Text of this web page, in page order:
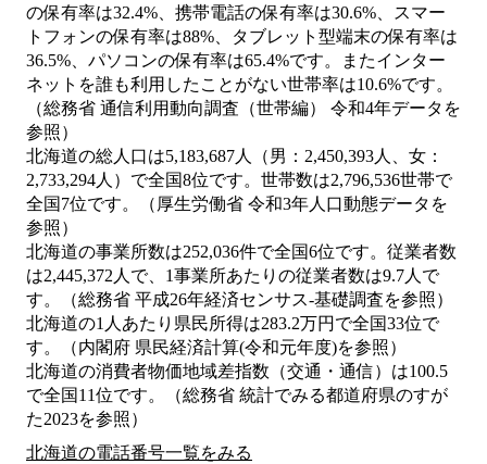
の保有率は32.4%、携帯電話の保有率は30.6%、スマー
トフォンの保有率は88%、タブレット型端末の保有率は
36.5%、パソコンの保有率は65.4%です。またインター
ネットを誰も利用したことがない世帯率は10.6%です。
（総務省 通信利用動向調査（世帯編） 令和4年データを
参照）
北海道の総人口は5,183,687人（男：2,450,393人、女：
2,733,294人）で全国8位です。世帯数は2,796,536世帯で
全国7位です。（厚生労働省 令和3年人口動態データを
参照）
北海道の事業所数は252,036件で全国6位です。従業者数
は2,445,372人で、1事業所あたりの従業者数は9.7人で
す。（総務省 平成26年経済センサス‐基礎調査を参照）
北海道の1人あたり県民所得は283.2万円で全国33位で
す。（内閣府 県民経済計算(令和元年度)を参照）
北海道の消費者物価地域差指数（交通・通信）は100.5
で全国11位です。（総務省 統計でみる都道府県のすが
た2023を参照）
北海道の電話番号一覧をみる